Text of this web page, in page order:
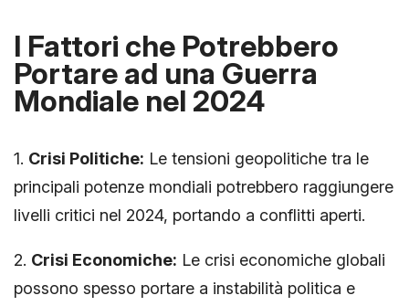
I Fattori che Potrebbero
Portare ad una Guerra
Mondiale nel 2024
1. Crisi Politiche: Le tensioni geopolitiche tra le
principali potenze mondiali potrebbero raggiungere
livelli critici nel 2024, portando a conflitti aperti.
2. Crisi Economiche: Le crisi economiche globali
possono spesso portare a instabilità politica e